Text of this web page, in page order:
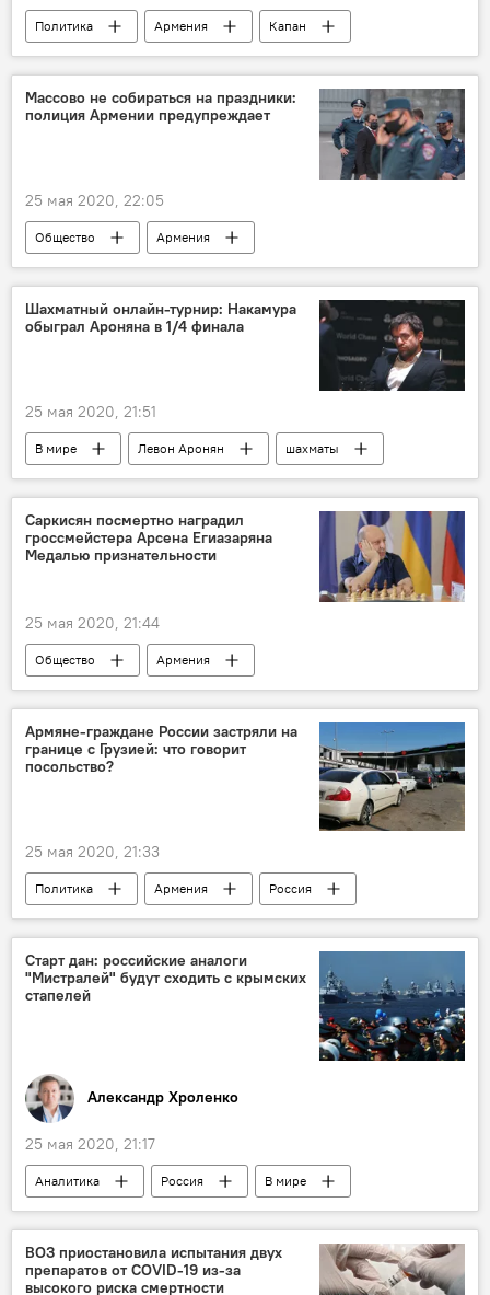
Политика Армения
Капан
полиция
Массово не собираться на праздники:
полиция Армении предупреждает
25 мая 2020, 22:05
Общество
Армения
Новости Армения
полиция
Режим ЧП в Армении из-за ситуации с коронавирусом
праздник
Шахматный онлайн-турнир: Накамура
обыграл Ароняна в 1/4 финала
25 мая 2020, 21:51
В мире Левон Аронян шахматы
Саркисян посмертно наградил
гроссмейстера Арсена Егиазаряна
Медалью признательности
25 мая 2020, 21:44
Общество
Армения
Новости Армения
гроссмейстер
Армяне-граждане России застряли на
границе с Грузией: что говорит
посольство?
25 мая 2020, 21:33
Политика Армения
Россия
В мире
Грузия армяне
Старт дан: российские аналоги
"Мистралей" будут сходить с крымских
стапелей
Александр Хроленко
25 мая 2020, 21:17
Аналитика Россия
В мире
Крым
российский корабль
Колумнисты
ВОЗ приостановила испытания двух
препаратов от COVID-19 из-за
высокого риска смертности